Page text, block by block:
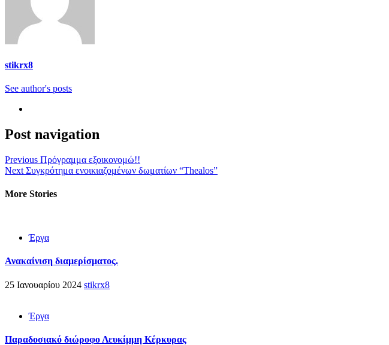
stikrx8
See author's posts
Post navigation
Previous Πρόγραμμα εξοικονομώ!!
Next Συγκρότημα ενοικιαζομένων δωματίων “Thealos”
More Stories
Έργα
Ανακαίνιση διαμερίσματος.
25 Ιανουαρίου 2024 stikrx8
Έργα
Παραδοσιακό διώροφο Λευκίμμη Κέρκυρας